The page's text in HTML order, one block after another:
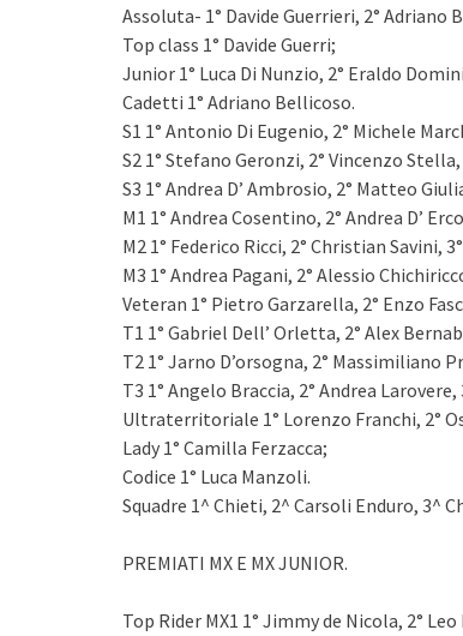
Assoluta- 1° Davide Guerrieri, 2° Adriano
Top class 1° Davide Guerri;
Junior 1° Luca Di Nunzio, 2° Eraldo
Cadetti 1° Adriano Bellicoso.
S1 1° Antonio Di Eugenio, 2° Michele
S2 1° Stefano Geronzi, 2° Vincenzo
S3 1° Andrea D’ Ambrosio, 2° Matteo
M1 1° Andrea Cosentino, 2° Andrea D’
M2 1° Federico Ricci, 2° Christian Savini,
M3 1° Andrea Pagani, 2° Alessio
Veteran 1° Pietro Garzarella, 2° Enzo
T1 1° Gabriel Dell’ Orletta, 2° Alex
T2 1° Jarno D’orsogna, 2° Massimiliano
T3 1° Angelo Braccia, 2° Andrea
Ultraterritoriale 1° Lorenzo Franchi, 2°
Lady 1° Camilla Ferzacca;
Codice 1° Luca Manzoli.
Squadre 1^ Chieti, 2^ Carsoli Enduro, 3^
PREMIATI MX E MX JUNIOR.
Top Rider MX1 1° Jimmy de Nicola, 2°